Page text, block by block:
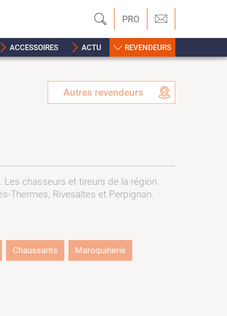
PRO
ACCESSOIRES ACTU REVENDEURS
Autres revendeurs
Les chasseurs et tireurs de la région
Thermes, Rivesaltes et Perpignan.
Chaussants Maroquinerie